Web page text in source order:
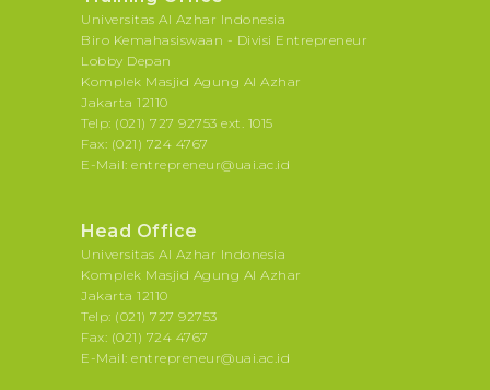
Universitas Al Azhar Indonesia
Biro Kemahasiswaan - Divisi Entrepreneur
Lobby Depan
Komplek Masjid Agung Al Azhar
Jakarta 12110
Telp: (021) 727 92753 ext. 1015
Fax: (021) 724 4767
E-Mail: entrepreneur@uai.ac.id
Head Office
Universitas Al Azhar Indonesia
Komplek Masjid Agung Al Azhar
Jakarta 12110
Telp: (021) 727 92753
Fax: (021) 724 4767
E-Mail: entrepreneur@uai.ac.id